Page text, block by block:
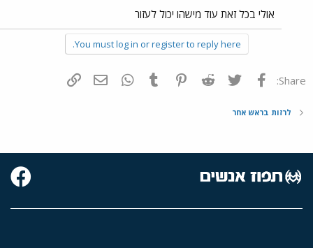
אולי בכל זאת עוד מישהו יכול לעזור
You must log in or register to reply here.
Share: פייסבוק Twitter
Reddit
Pinterest
Tumblr
WhatsAppדואר אלקטרוני
לרזות בראש אחר